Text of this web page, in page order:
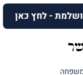
- לחץ כאן